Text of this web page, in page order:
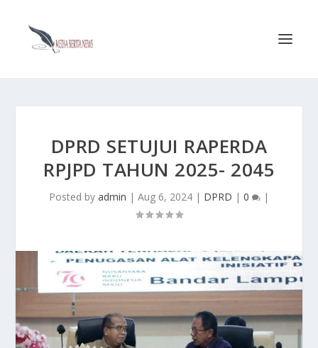
DPRD SETUJUI RAPERDA
RPJPD TAHUN 2025- 2045
Posted by admin | Aug 6, 2024 | DPRD | 0 |